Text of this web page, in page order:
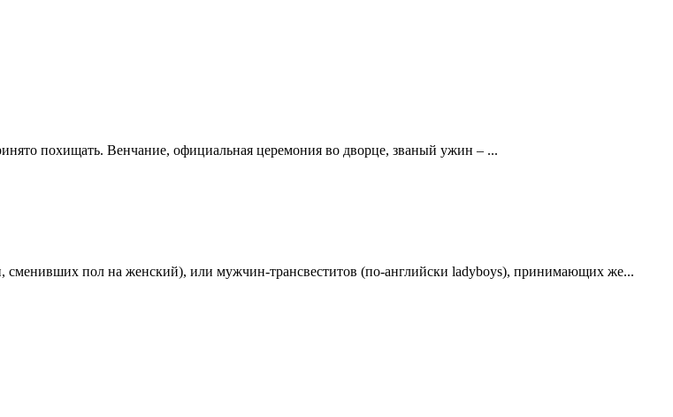
похищать. Венчание, официальная церемония во дворце, званый ужин – ...
сменивших пол на женский), или мужчин-трансвеститов (по-английски ladyboys), принимающих же...